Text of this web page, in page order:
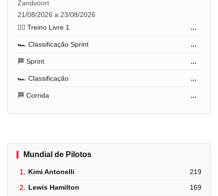
Zandvoort
21/08/2026 a 23/08/2026
🏋️‍♂️ Treino Livre 1
...
🏎️ Classificação Sprint ...
🏁 Sprint ...
🏎️ Classificação ...
🏁 Corrida ...
Mundial de Pilotos
1. Kimi Antonelli 219
2. Lewis Hamilton 169